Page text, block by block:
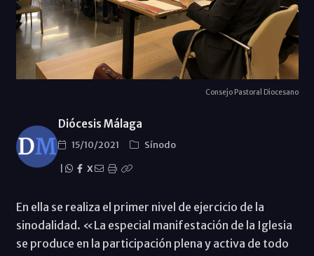
Consejo Pastoral Diocesano
Diócesis Málaga
15/10/2021
Sínodo
X
En ella se realiza el primer nivel de ejercicio de la
sinodalidad. «La especial manifestación de la Iglesia
se produce en la participación plena y activa de todo